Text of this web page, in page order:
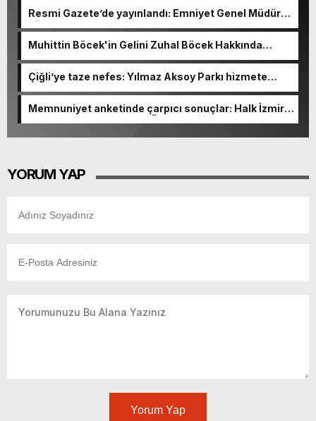
Resmi Gazete’de yayınlandı: Emniyet Genel Müdürü
görevden alındı!
Muhittin Böcek'in Gelini Zuhal Böcek Hakkında
Gözaltı Kararı!
Çiğli’ye taze nefes: Yılmaz Aksoy Parkı hizmete
Memnuniyet anketinde çarpıcı sonuçlar: Halk İzmirli
başkanlardan memnun, Ömer Eşki ilk sırada
YORUM YAP
Yorum Yap